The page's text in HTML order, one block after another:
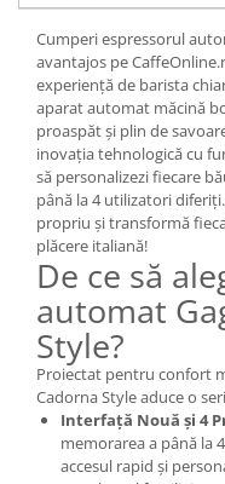
Cumperi espressorul
avantajos pe
experiență de barista
aparat automat măcină
proaspăt și plin de
inovația tehnologică cu
să personalizezi fiecare
până la 4 utilizatori
propriu și transformă
plăcere italiană!
De ce să
automat
Style?
Proiectat pentru confort
Cadorna Style aduce o
Interfață Nouă și 4
memorarea a până la
accesul rapid și